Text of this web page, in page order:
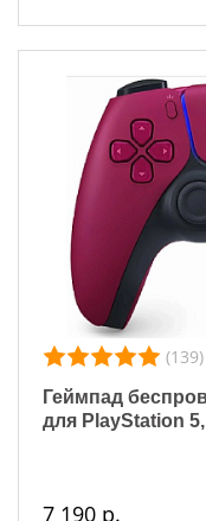
(139)
Геймпад
для PlayStation
7 190 р.